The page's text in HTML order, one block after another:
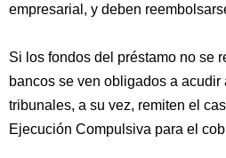
empresarial, y deben
Si los fondos del préstamo no se
bancos se ven obligados a
tribunales, a su vez, remiten el
Ejecución Compulsiva para el